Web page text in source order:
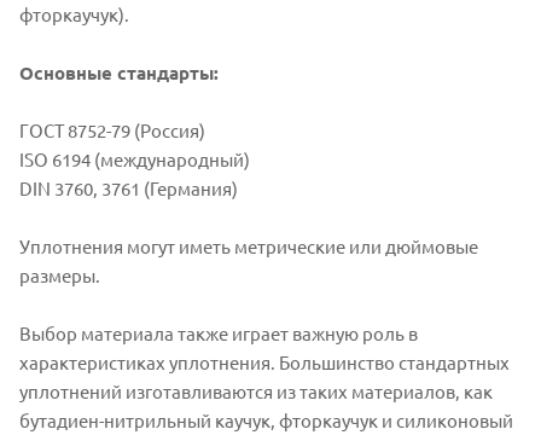
фторкаучук).
Основные стандарты:
ГОСТ 8752-79 (Россия)
ISO 6194 (международный)
DIN 3760, 3761 (Германия)
Уплотнения могут иметь метрические или дюймовые
размеры.
Выбор материала также играет важную роль в
характеристиках уплотнения. Большинство стандартных
уплотнений изготавливаются из таких материалов, как
бутадиен-нитрильный каучук, фторкаучук и силиконовый